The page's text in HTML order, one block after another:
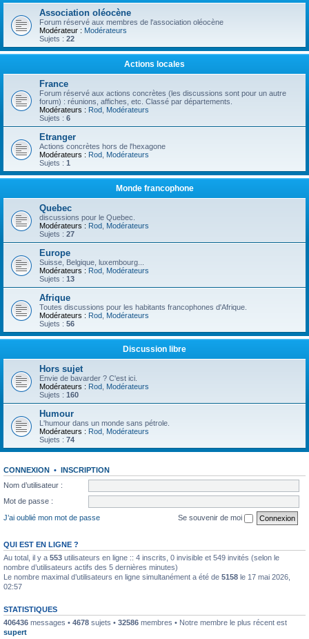
Association oléocène
Forum réservé aux membres de l'association oléocène
Modérateur : Modérateurs
Sujets : 22
Actions locales
France
Forum réservé aux actions concrètes (les discussions sont pour un autre
forum) : réunions, affiches, etc. Classé par départements.
Modérateurs : Rod Modérateurs
Sujets : 6
Etranger
Actions concrètes hors de l'hexagone
Modérateurs : Rod Modérateurs
Sujets : 1
Monde francophone
Quebec
discussions pour le Quebec.
Modérateurs : Rod Modérateurs
Sujets : 27
Europe
Suisse, Belgique, luxembourg...
Modérateurs : Rod Modérateurs
Sujets : 13
Afrique
Toutes discussions pour les habitants francophones d'Afrique.
Modérateurs : Rod Modérateurs
Sujets : 56
Discussion libre
Hors sujet
Envie de bavarder ? C'est ici.
Modérateurs : Rod Modérateurs
Sujets : 160
Humour
L'humour dans un monde sans pétrole.
Modérateurs : Rod Modérateurs
Sujets : 74
CONNEXION • INSCRIPTION
Nom d’utilisateur :
Mot de passe :
J’ai oublié mon mot de passe
Se souvenir de moi
QUI EST EN LIGNE ?
Au total, il y a 553 utilisateurs en ligne :: 4 inscrits, 0 invisible et 549 invités (selon le
nombre d’utilisateurs actifs des 5 dernières minutes)
Le nombre maximal d’utilisateurs en ligne simultanément a été de 5158 le 17 mai 2026,
02:57
STATISTIQUES
406436 messages • 4678 sujets • 32586 membres • Notre membre le plus récent est
supert